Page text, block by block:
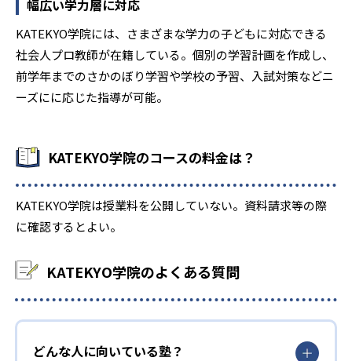
幅広い学力層に対応
KATEKYO学院には、さまざまな学力の子どもに対応できる
社会人プロ教師が在籍している。個別の学習計画を作成し、
前学年までのさかのぼり学習や学校の予習、入試対策などニ
ーズにに応じた指導が可能。
KATEKYO学院のコースの料金は？
KATEKYO学院は授業料を公開していない。資料請求等の際
に確認するとよい。
KATEKYO学院のよくある質問
どんな人に向いている塾？